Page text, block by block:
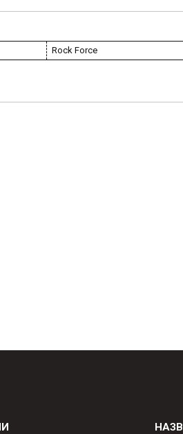
Rock Force